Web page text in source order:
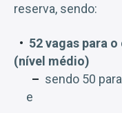
reserva, sendo:
52 vagas para
(nível médio)
sendo 50
e